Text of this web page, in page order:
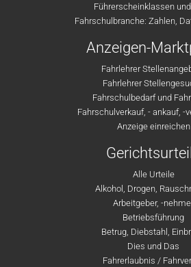
Führerscheinklassen
Fahrschulbranche: Zahlen,
Anzeigen-
Fahrlehrer
Fahrlehrer
Fahrschulbedarf und
Fahrschulverkauf, - ankauf, -
Anzeige einreichen
Alle Urteile
Alkohol, Drogen,
Arbeitgeber, -
Betriebsführung
Betrug, Diebstahl,
Dies und Das
Fahrerlaubnis /